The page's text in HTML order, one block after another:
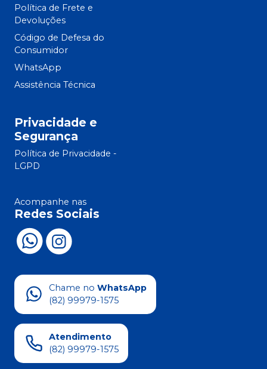
Política de Frete e
Devoluções
Código de Defesa do
Consumidor
WhatsApp
Assistência Técnica
Privacidade e
Segurança
Política de Privacidade -
LGPD
Acompanhe nas
Redes Sociais
Chame no WhatsApp
(82) 99979-1575
Atendimento
(82) 99979-1575